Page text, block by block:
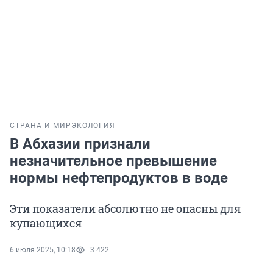
СТРАНА И МИР ЭКОЛОГИЯ
В Абхазии признали
незначительное превышение
нормы нефтепродуктов в воде
Эти показатели абсолютно не опасны для
купающихся
6 июля 2025, 10:18 3 422